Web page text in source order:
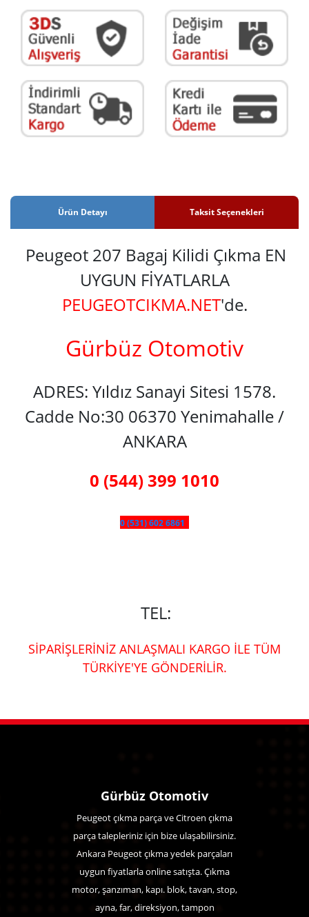
Ürün Detayı Taksit Seçenekleri
Peugeot 207 Bagaj Kilidi Çıkma EN
UYGUN FİYATLARLA
PEUGEOTCIKMA.NET'de.
Gürbüz Otomotiv
ADRES: Yıldız Sanayi Sitesi 1578.
Cadde No:30 06370 Yenimahalle /
ANKARA
0 (544) 399 1010
0 (531) 602 6861
TEL:
SİPARİŞLERİNİZ ANLAŞMALI KARGO İLE TÜM
TÜRKİYE'YE GÖNDERİLİR.
Gürbüz Otomotiv
Peugeot çıkma parça ve Citroen çıkma
parça talepleriniz için bize ulaşabilirsiniz.
Ankara Peugeot çıkma yedek parçaları
uygun fiyatlarla online satışta. Çıkma
motor, şanzıman, kapı. blok, tavan, stop,
ayna, far, direksiyon, tampon